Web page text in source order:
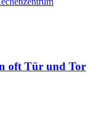
oft Tür und Tor